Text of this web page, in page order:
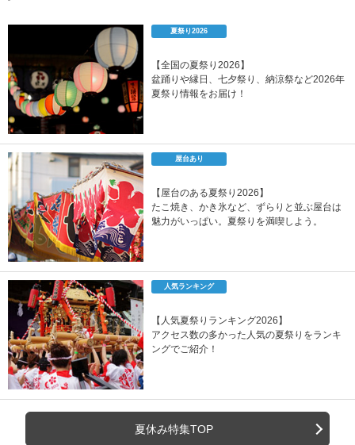
夏祭り2026
【全国の夏祭り2026】
盆踊りや縁日、七夕祭り、納涼祭など2026年
夏祭り情報をお届け！
屋台あり
【屋台のある夏祭り2026】
たこ焼き、かき氷など、ずらりと並ぶ屋台は
魅力がいっぱい。夏祭りを満喫しよう。
人気ランキング
【人気夏祭りランキング2026】
アクセス数の多かった人気の夏祭りをランキ
ングでご紹介！
夏休み特集TOP